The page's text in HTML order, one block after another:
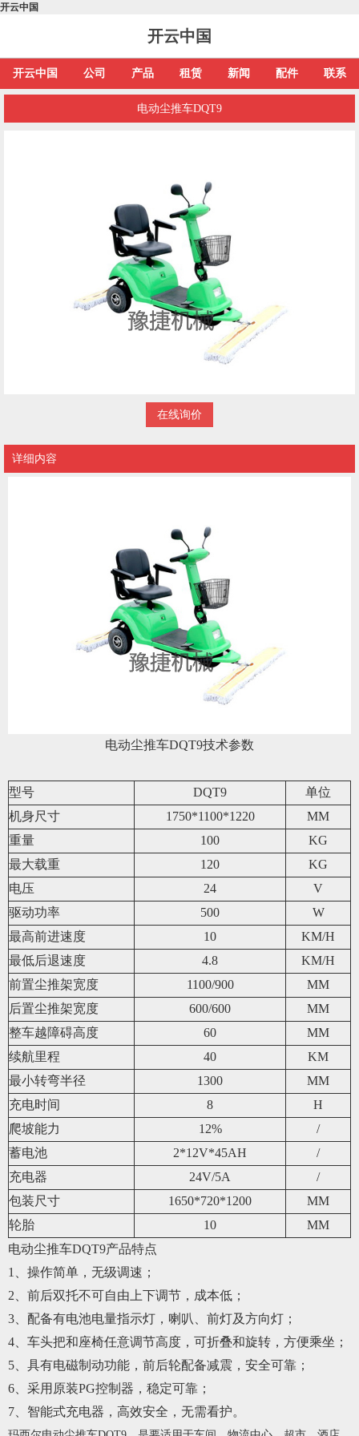
开云中国
开云中国
开云中国 公司 产品 租赁 新闻 配件 联系
电动尘推车DQT9
在线询价
详细内容
电动尘推车DQT9技术参数
型号 DQT9
单位
机身尺寸
1750*1100*1220
MM
重量
100
KG
最大载重
120
KG
电压
24
V
驱动功率
500
W
最高前进速度
10
KM/H
最低后退速度
4.8
KM/H
前置尘推架宽度
1100/900
MM
后置尘推架宽度
600/600
MM
整车越障碍高度
60
MM
续航里程
40
KM
最小转弯半径
1300
MM
充电时间
8
H
爬坡能力
12%
/
蓄电池
2*12V*45AH
/
充电器
24V/5A
/
包装尺寸
1650*720*1200
MM
轮胎
10
MM
电动尘推车DQT9产品特点
1、操作简单，无级调速；
2、前后双托不可自由上下调节，成本低；
3、配备有电池电量指示灯，喇叭、前灯及方向灯；
4、车头把和座椅任意调节高度，可折叠和旋转，方便乘坐；
5、具有电磁制动功能，前后轮配备减震，安全可靠；
6、采用原装PG控制器，稳定可靠；
7、智能式充电器，高效安全，无需看护。